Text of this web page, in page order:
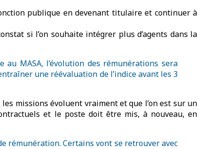
publique en devenant titulaire et continuer à
si l’on souhaite intégrer plus d’agents dans la
MASA, l’évolution des rémunérations sera
une réévaluation de l’indice avant les 3
missions évoluent vraiment et que l’on est sur un
et le poste doit être mis, à nouveau, en
rémunération. Certains vont se retrouver avec